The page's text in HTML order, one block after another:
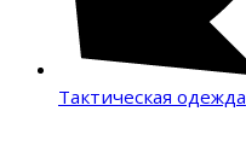
Тактическая одежда